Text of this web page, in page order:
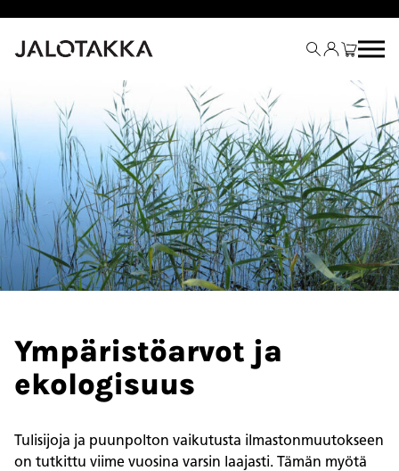
Ympäristöarvot ja
ekologisuus
Tulisijoja ja puunpolton vaikutusta ilmastonmuutokseen
on tutkittu viime vuosina varsin laajasti. Tämän myötä